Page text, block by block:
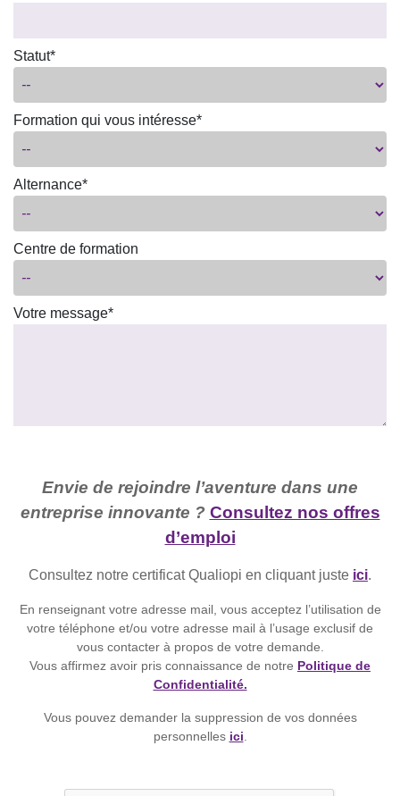
Statut*
Formation qui vous intéresse*
Alternance*
Centre de formation
Votre message*
Envie de rejoindre l’aventure dans une
entreprise innovante ? Consultez nos offres
d’emploi
Consultez notre certificat Qualiopi en cliquant juste ici.
En renseignant votre adresse mail, vous acceptez l’utilisation de
votre téléphone et/ou votre adresse mail à l’usage exclusif de
vous contacter à propos de votre demande.
Vous affirmez avoir pris connaissance de notre Politique de
Confidentialité.
Vous pouvez demander la suppression de vos données
personnelles ici